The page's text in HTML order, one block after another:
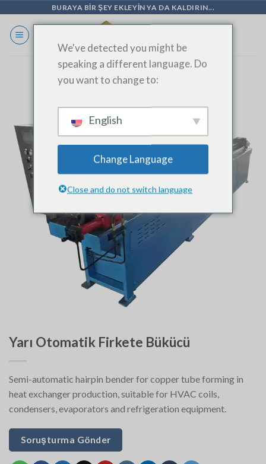
BURAYA BIR ŞEY EKLEYIN YA DA KALDIRIN...
Yarı Otomatik Firkete Bükücü
Semi-automatic hairpin bender for copper tube forming in
heat exchanger production, suitable for HVAC coils,
condensers, evaporators and refrigeration equipment.
Soruşturma Gönder
We've detected you might be
speaking a different language. Do
you want to change to:
English
Change Language
Close and do not switch language